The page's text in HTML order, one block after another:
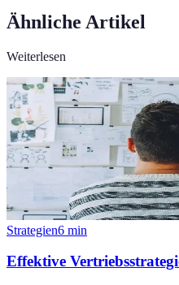
Ähnliche Artikel
Weiterlesen
Strategien6 min
Effektive